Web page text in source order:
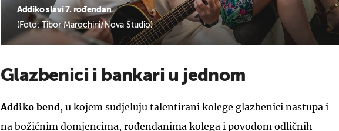
Addiko slavi 7. rođendan
(Foto: Tibor Marochini/Nova Studio)
Glazbenici i bankari u jednom
Addiko bend, u kojem sudjeluju talentirani kolege glazbenici nastupa i
na božićnim domjencima, rođendanima kolega i povodom odličnih